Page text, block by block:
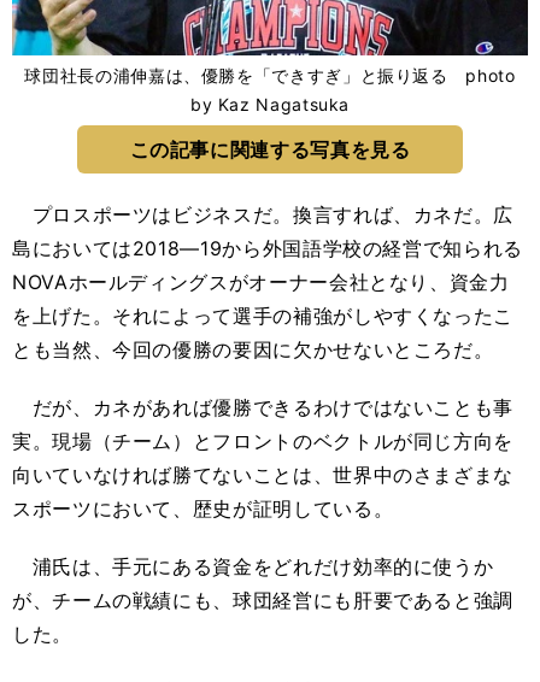
球団社長の浦伸嘉は、優勝を「できすぎ」と振り返る photo
by Kaz Nagatsuka
この記事に関連する写真を見る
プロスポーツはビジネスだ。換言すれば、カネだ。広
島においては2018―19から外国語学校の経営で知られる
NOVAホールディングスがオーナー会社となり、資金力
を上げた。それによって選手の補強がしやすくなったこ
とも当然、今回の優勝の要因に欠かせないところだ。
だが、カネがあれば優勝できるわけではないことも事
実。現場（チーム）とフロントのベクトルが同じ方向を
向いていなければ勝てないことは、世界中のさまざまな
スポーツにおいて、歴史が証明している。
浦氏は、手元にある資金をどれだけ効率的に使うか
が、チームの戦績にも、球団経営にも肝要であると強調
した。